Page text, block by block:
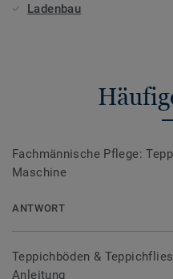
Ladenbau
Fachmännische Pflege:
Maschine
ANTWORT
Teppichböden &
Anleitung